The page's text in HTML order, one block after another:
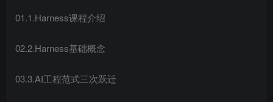
01.1.Harness课程介绍
02.2.Harness基础概念
03.3.AI工程范式三次跃迁